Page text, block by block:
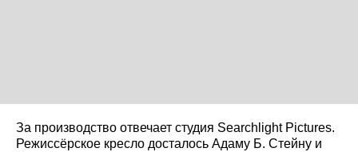
За производство отвечает студия Searchlight Pictures.
Режиссёрское кресло досталось Адаму Б. Стейну и